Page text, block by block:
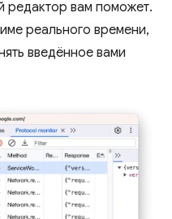
редактор вам поможет.
реального времени,
введённое вами